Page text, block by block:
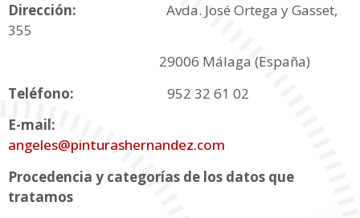
Dirección: Avda. José Ortega y Gasset,
355
29006 Málaga (España)
Teléfono: 952 32 61 02
E-mail:
angeles@pinturashernandez.com
Procedencia y categorías de los datos que
tratamos